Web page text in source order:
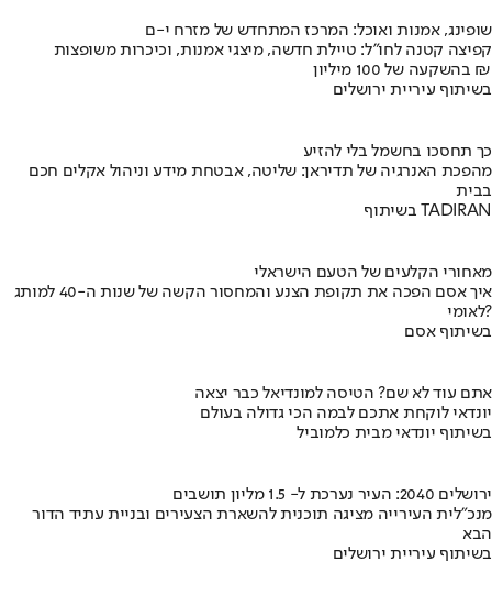
שופינג, אמנות ואוכל: המרכז המתחדש של מזרח י-ם
קפיצה קטנה לחו"ל: טיילת חדשה, מיצגי אמנות, וכיכרות משופצות
בהשקעה של 100 מיליון ₪
בשיתוף עיריית ירושלים
כך תחסכו בחשמל בלי להזיע
מהפכת האנרגיה של תדיראן: שליטה, אבטחת מידע וניהול אקלים חכם
בבית
בשיתוף TADIRAN
מאחורי הקלעים של הטעם הישראלי
איך אסם הפכה את תקופת הצנע והמחסור הקשה של שנות ה-40 למותג
לאומי?
בשיתוף אסם
אתם עוד לא שם? הטיסה למונדיאל כבר יצאה
יונדאי לוקחת אתכם לבמה הכי גדולה בעולם
בשיתוף יונדאי מבית כלמוביל
ירושלים 2040: העיר נערכת ל- 1.5 מליון תושבים
מנכ"לית העירייה מציגה תוכנית להשארת הצעירים ובניית עתיד הדור
הבא
בשיתוף עיריית ירושלים